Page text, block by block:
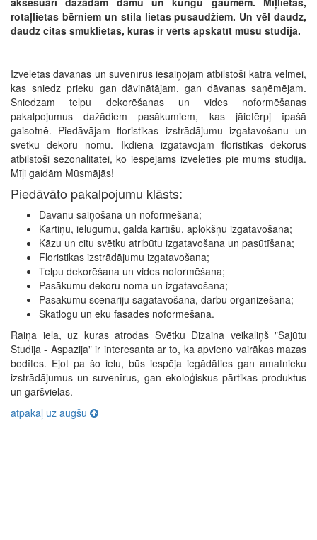
rotaļlietas bērniem un stila lietas pusaudžiem. Un vēl daudz,
daudz citas smuklietas, kuras ir vērts apskatīt mūsu studijā.
Izvēlētās dāvanas un suvenīrus iesaiņojam atbilstoši katra vēlmei,
kas sniedz prieku gan dāvinātājam, gan dāvanas saņēmējam.
Sniedzam telpu dekorēšanas un vides noformēšanas
pakalpojumus dažādiem pasākumiem, kas jāietērpj īpašā
gaisotnē. Piedāvājam floristikas izstrādājumu izgatavošanu un
svētku dekoru nomu. Ikdienā izgatavojam floristikas dekorus
atbilstoši sezonalitātei, ko iespējams izvēlēties pie mums studijā.
Mīļi gaidām Mūsmājās!
Piedāvāto pakalpojumu klāsts:
Dāvanu saiņošana un noformēšana;
Kartiņu, ielūgumu, galda kartīšu, aplokšņu izgatavošana;
Kāzu un citu svētku atribūtu izgatavošana un pasūtīšana;
Floristikas izstrādājumu izgatavošana;
Telpu dekorēšana un vides noformēšana;
Pasākumu dekoru noma un izgatavošana;
Pasākumu scenāriju sagatavošana, darbu organizēšana;
Skatlogu un ēku fasādes noformēšana.
Raiņa iela, uz kuras atrodas Svētku Dizaina veikaliņš "Sajūtu
Studija - Aspazija" ir interesanta ar to, ka apvieno vairākas mazas
bodītes. Ejot pa šo ielu, būs iespēja iegādāties gan amatnieku
izstrādājumus un suvenīrus, gan ekoloģiskus pārtikas produktus
un garšvielas.
atpakaļ uz augšu